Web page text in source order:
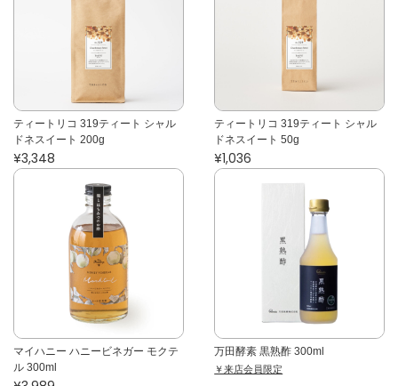
ティートリコ 319ティート シャル
ドネスイート 200g
¥3,348
ティートリコ 319ティート シャル
ドネスイート 50g
¥1,036
マイハニー ハニービネガー モクテ
ル 300ml
万田酵素 黒熟酢 300ml
￥来店会員限定